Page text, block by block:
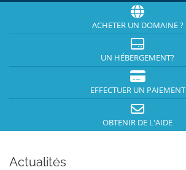
ACHETER UN DOMAINE ?
UN HÉBERGEMENT?
EFFECTUER UN PAIEMENT
OBTENIR DE L'AIDE
Actualités